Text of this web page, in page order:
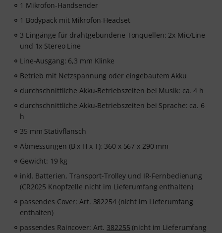
1 Mikrofon-Handsender
1 Bodypack mit Mikrofon-Headset
3 Eingänge für drahtgebundene Tonquellen: 2x Mic/Line
und 1x Stereo Line
Line-Ausgang: 6,3 mm Klinke
Betrieb mit Netzspannung oder eingebautem Akku
durchschnittliche Akku-Betriebszeiten bei Musik: ca. 4 h
durchschnittliche Akku-Betriebszeiten bei Sprache: ca. 6
h
35 mm Stativflansch
Abmessungen (B x H x T): 360 x 567 x 290 mm
Gewicht: 19 kg
inkl. Batterien, Transport-Trolley und IR-Fernbedienung
(CR2025 Knopfzelle nicht im Lieferumfang enthalten)
passendes Cover: Art. 382254(nicht im Lieferumfang
enthalten)
passendes Raincover: Art. 382255 (nicht im Lieferumfang